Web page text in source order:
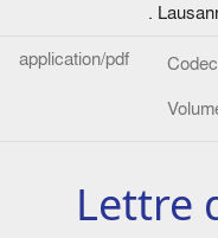
.
application/pdf
Codec
Lettre